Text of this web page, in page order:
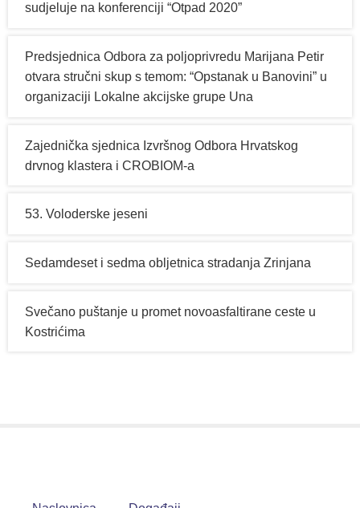
sudjeluje na konferenciji “Otpad 2020”
Predsjednica Odbora za poljoprivredu Marijana Petir
otvara stručni skup s temom: “Opstanak u Banovini” u
organizaciji Lokalne akcijske grupe Una
Zajednička sjednica Izvršnog Odbora Hrvatskog
drvnog klastera i CROBIOM-a
53. Voloderske jeseni
Sedamdeset i sedma obljetnica stradanja Zrinjana
Svečano puštanje u promet novoasfaltirane ceste u
Kostrićima